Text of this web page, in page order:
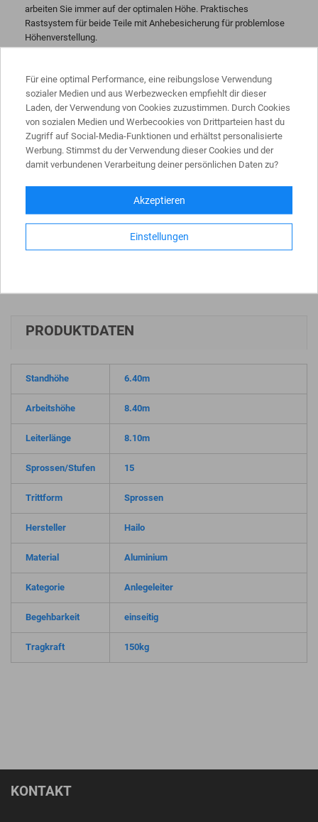
arbeiten Sie immer auf der optimalen Höhe. Praktisches
Rastsystem für beide Teile mit Anhebesicherung für problemlose
Höhenverstellung.
Querbalken mit 2 standsicheren, großflächigen Tatzenfüßen
Stabiles, breites Rasthakenpaar
Stabile Führungsteile
Längs- und querprofilierte Sprossen
Breite Holme und Sprossen, extrem stabile, doppelt verwulstete
Rutschfeste Flächenauflage-Steckfüße Holmoberfläche
Auseinandergenommen als zwei separate Leitern verwendbar
PRODUKTDATEN
Standhöhe 6.40m
Arbeitshöhe 8.40m
Leiterlänge 8.10m
Sprossen/Stufen 15
Trittform Sprossen
Hersteller Hailo
Material Aluminium
Kategorie Anlegeleiter
Begehbarkeit einseitig
Tragkraft 150kg
KONTAKT
Für eine optimal Performance, eine reibungslose Verwendung
sozialer Medien und aus Werbezwecken empfiehlt dir dieser
Laden, der Verwendung von Cookies zuzustimmen. Durch Cookies
von sozialen Medien und Werbecookies von Drittparteien hast du
Zugriff auf Social-Media-Funktionen und erhältst personalisierte
Werbung. Stimmst du der Verwendung dieser Cookies und der
damit verbundenen Verarbeitung deiner persönlichen Daten zu?
Akzeptieren
Einstellungen